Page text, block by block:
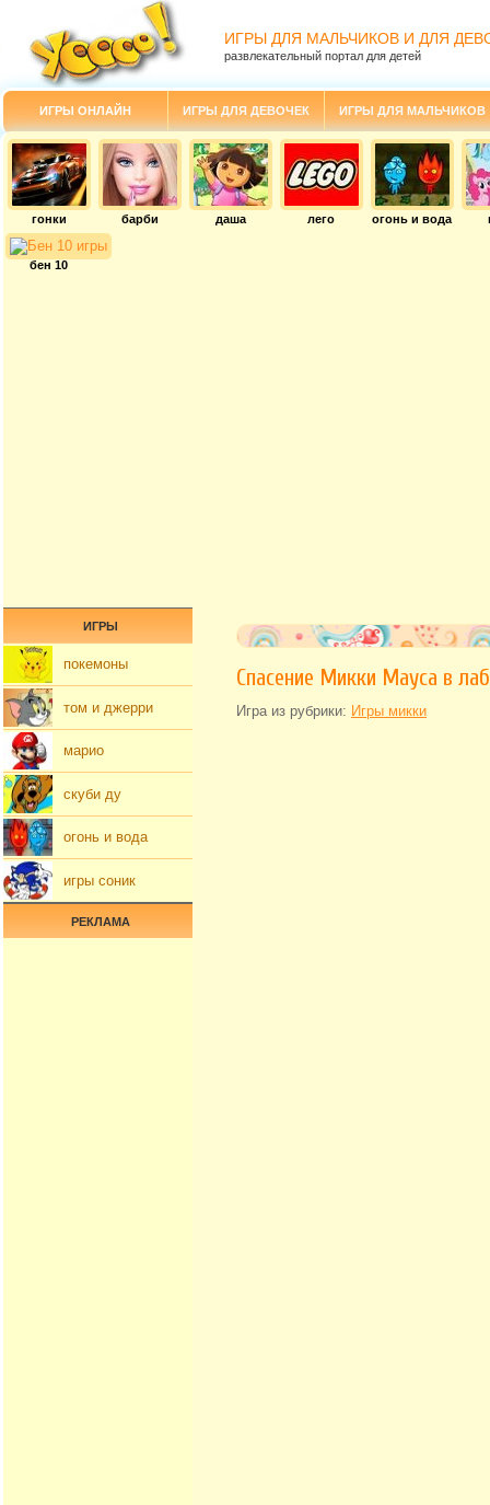
ИГРЫ ДЛЯ МАЛЬЧИКОВ И ДЛЯ
развлекательный портал для детей
ИГРЫ ОНЛАЙН ИГРЫ ДЛЯ ДЕВОЧЕК ИГРЫ ДЛЯ МАЛЬЧИКОВ
гонки барби даша лего огонь и вода
бен 10
Спасение Микки Мауса в
Игра из рубрики: Игры микки
ИГРЫ
покемоны
том и джерри
марио
скуби ду
огонь и вода
игры соник
РЕКЛАМА